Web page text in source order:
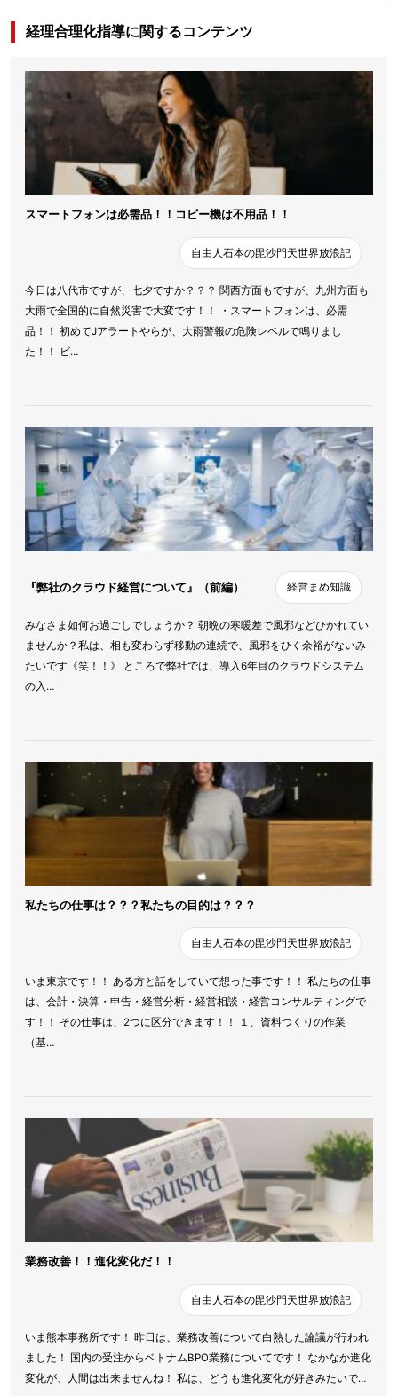
経理合理化指導に関するコンテンツ
スマートフォンは必需品！！コピー機は不用品！！
自由人石本の毘沙門天世界放浪記
今日は八代市ですが、七夕ですか？？？ 関西方面もですが、九州方面も
大雨で全国的に自然災害で大変です！！ ・スマートフォンは、必需
品！！ 初めてJアラートやらが、大雨警報の危険レベルで鳴りまし
た！！ ビ…
『弊社のクラウド経営について』（前編） 経営まめ知識
みなさま如何お過ごしでしょうか？ 朝晩の寒暖差で風邪などひかれてい
ませんか？私は、相も変わらず移動の連続で、風邪をひく余裕がないみ
たいです《笑！！》 ところで弊社では、導入6年目のクラウドシステム
の入…
私たちの仕事は？？？私たちの目的は？？？
自由人石本の毘沙門天世界放浪記
いま東京です！！ ある方と話をしていて想った事です！！ 私たちの仕事
は、会計・決算・申告・経営分析・経営相談・経営コンサルティングで
す！！ その仕事は、2つに区分できます！！ １、資料つくりの作業
（基…
業務改善！！進化変化だ！！
自由人石本の毘沙門天世界放浪記
いま熊本事務所です！ 昨日は、業務改善について白熱した論議が行われ
ました！ 国内の受注からベトナムBPO業務についてです！ なかなか進化
変化が、人間は出来ませんね！ 私は、どうも進化変化が好きみたいで…